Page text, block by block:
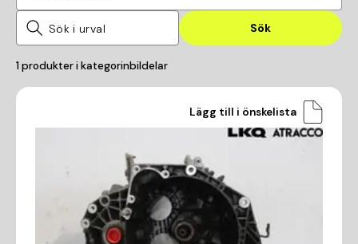
Sök
1produkter i kategorinbildelar
Lägg till i önskelista